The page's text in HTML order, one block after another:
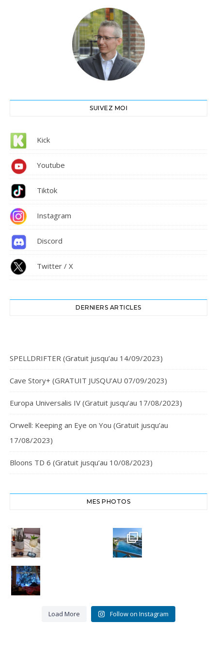
SUIVEZ MOI
Kick
Youtube
Tiktok
Instagram
Discord
Twitter / X
DERNIERS ARTICLES
SPELLDRIFTER (Gratuit jusqu’au 14/09/2023)
Cave Story+ (GRATUIT JUSQU’AU 07/09/2023)
Europa Universalis IV (Gratuit jusqu’au 17/08/2023)
Orwell: Keeping an Eye on You (Gratuit jusqu’au
17/08/2023)
Bloons TD 6 (Gratuit jusqu’au 10/08/2023)
MES PHOTOS
Cheers,
santé
#chania
#crete
resort
3
0
Crête
Euphoria
Resort
Bye bye
Miou-
Miou.
Merci
Load More Follow on Instagram